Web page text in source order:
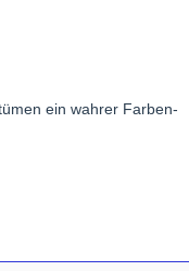
ein wahrer Farben-